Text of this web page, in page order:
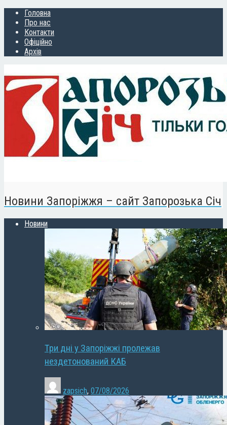
Головна
Про нас
Контакти
Офіційно
Архів
Новини Запоріжжя – сайт Запорозька Січ
Новини
Три дні у Запоріжжі пролежав
нездетонований КАБ
zapsich, 07/08/2026